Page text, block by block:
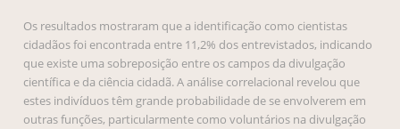
Os resultados mostraram que a identificação como cientistas
cidadãos foi encontrada entre 11,2% dos entrevistados, indicando
que existe uma sobreposição entre os campos da divulgação
científica e da ciência cidadã. A análise correlacional revelou que
estes indivíduos têm grande probabilidade de se envolverem em
outras funções, particularmente como voluntários na divulgação